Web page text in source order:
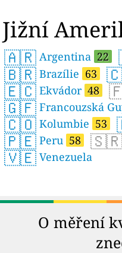
Jižní
🇦🇷 Argentina 22
🇧🇷 Brazílie 63
🇪🇨 Ekvádor 48
🇬🇫 Francouzská
🇨🇴 Kolumbie 53
🇵🇪 Peru 58 🇸🇷
🇻🇪 Venezuela
O měření